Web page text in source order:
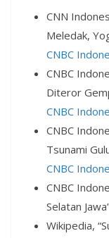
CNN
Meledak,
CNBC
CNBC
Diteror
CNBC
CNBC
Tsunami
CNBC
CNBC
Selatan
Wikipedia,